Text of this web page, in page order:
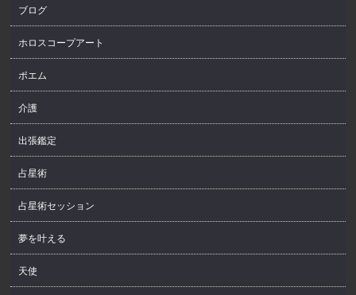
ブログ
ホロスコープアート
ポエム
介護
出張鑑定
占星術
占星術セッション
夢を叶える
天使